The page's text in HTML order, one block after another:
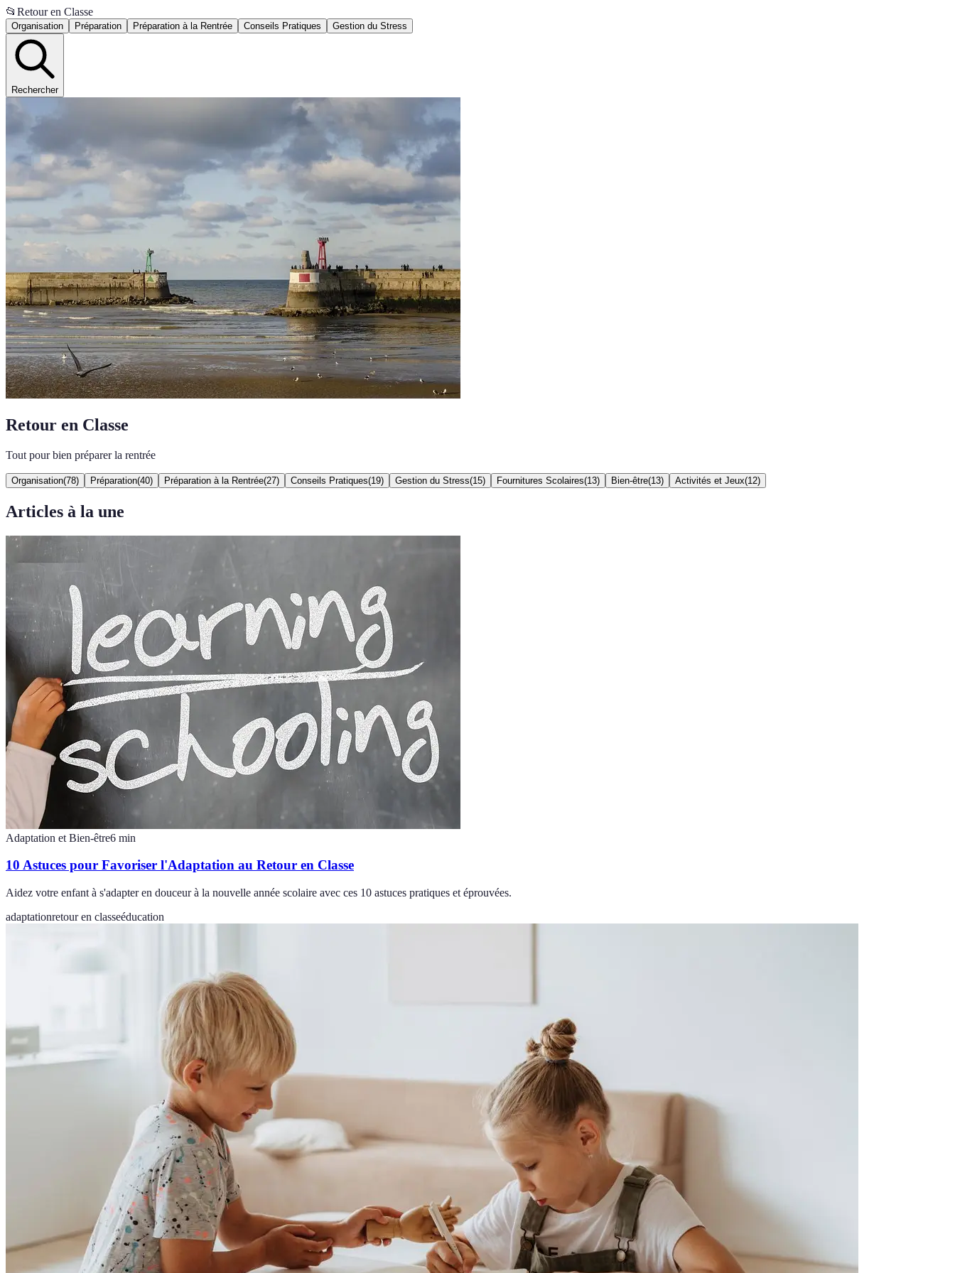
📂 Retour en Classe
Organisation Préparation Préparation à la Rentrée Conseils Pratiques Gestion du Stress
Rechercher
Retour en Classe
Tout pour bien préparer la rentrée
Organisation(78) Préparation(40) Préparation à la Rentrée(27) Conseils Pratiques(19) Gestion du Stress(15) Fournitures Scolaires(13) Bien-être(13) Activités et Jeux(12)
Articles à la une
Adaptation et Bien-être6 min
10 Astuces pour Favoriser l'Adaptation au Retour en Classe
Aidez votre enfant à s'adapter en douceur à la nouvelle année scolaire avec ces 10 astuces pratiques et éprouvées.
adaptationretour en classeéducation